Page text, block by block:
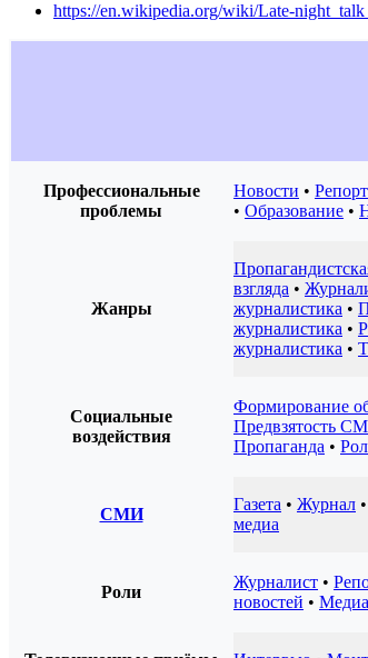
https://en.wikipedia.org/wiki/Late-
Профессиональные
проблемы
Новости •
• Образование •
Жанры
взгляда •
журналистика •
журналистика •
журналистика •
Социальные
воздействия
Формирование
Предвзятость
Пропаганда •
СМИ
Газета • Журнал •
медиа
Роли
Журналист •
новостей •